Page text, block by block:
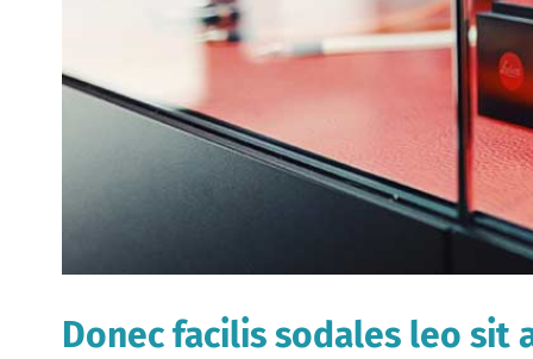
Donec facilis sodales leo sit